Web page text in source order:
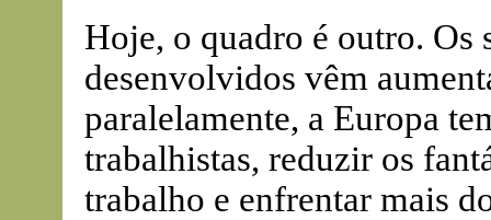
Hoje, o quadro é outro. Os
desenvolvidos vêm
paralelamente, a Europa
trabalhistas, reduzir os
trabalho e enfrentar mais